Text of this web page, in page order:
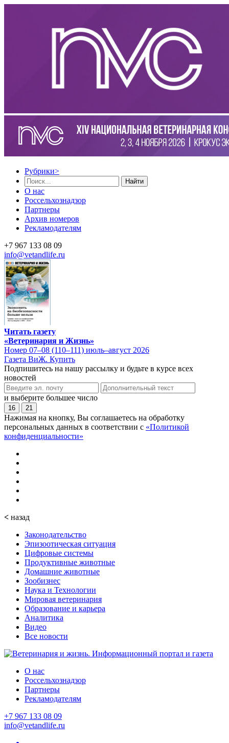
Рубрики>
Найти
О нас
Россельхознадзор
Партнеры
Архив номеров
Рекламодателям
+7 967 133 08 09
info@vetandlife.ru
Читать газету
«Ветеринария и Жизнь»
Номер 07–08 (110–111) июль–август 2026
Газета ВиЖ. Купить
Подпишитесь на нашу рассылку и будьте в курсе всех
новостей
и выберите большее число
16 21
Нажимая на кнопку, Вы соглашаетесь на обработку
персональных данных в соответствии с «Политикой
конфиденциальности»
< назад
Законодательство
Эпизоотическая ситуация
Цифровые системы
Продуктивные животные
Домашние животные
Зообизнес
Наука и Технологии
Мировая ветеринария
Образование и карьера
Аналитика
Видео
Все новости
О нас
Россельхознадзор
Партнеры
Рекламодателям
+7 967 133 08 09
info@vetandlife.ru